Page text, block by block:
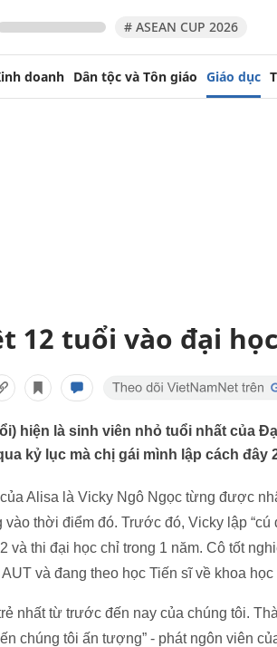
# ASEAN CUP 2026
doanh Dân tộc và Tôn giáo Giáo dục
12 tuổi vào đại
hiện là sinh viên nhỏ tuổi nhất của
kỷ lục mà chị gái mình lập cách đây
Alisa là Vicky Ngô Ngọc từng được
thời điểm đó. Trước đó, Vicky lập
và thi đại học chỉ trong 1 năm. Cô tốt
và đang theo học Tiến sĩ về khoa
nhất từ trước đến nay của chúng tôi.
chúng tôi ấn tượng” - phát ngôn viên